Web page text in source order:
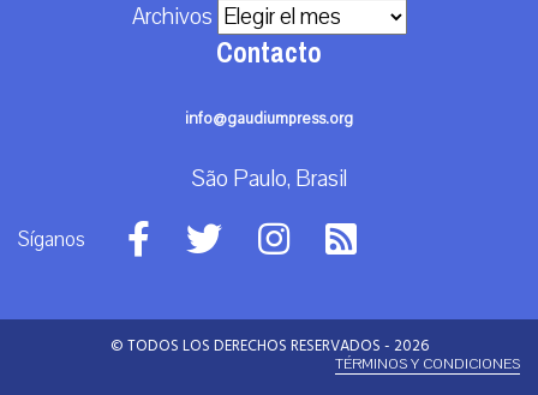
Archivos
Contacto
info@gaudiumpress.org
São Paulo, Brasil
Síganos
© TODOS LOS DERECHOS RESERVADOS - 2026
TÉRMINOS Y CONDICIONES